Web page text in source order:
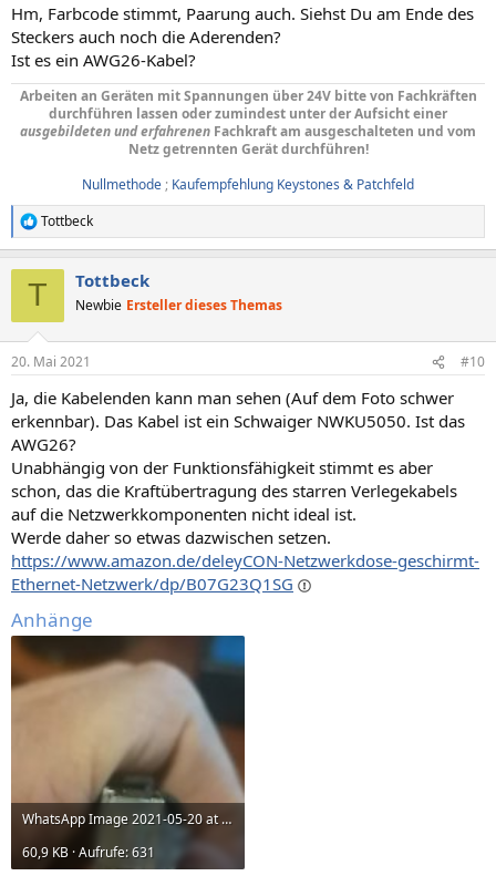
Hm, Farbcode stimmt, Paarung auch. Siehst Du am Ende des
Steckers auch noch die Aderenden?
Ist es ein AWG26-Kabel?
Arbeiten an Geräten mit Spannungen über 24V bitte von Fachkräften
durchführen lassen oder zumindest unter der Aufsicht einer
ausgebildeten und erfahrenen Fachkraft am ausgeschalteten und vom
Netz getrennten Gerät durchführen!
Nullmethode ; Kaufempfehlung Keystones & Patchfeld
R
e
e
:
Tottbeck
T Tottbeck
Newbie Ersteller dieses Themas
20. Mai 2021 #10
Ja, die Kabelenden kann man sehen (Auf dem Foto schwer
erkennbar). Das Kabel ist ein Schwaiger NWKU5050. Ist das
AWG26?
Unabhängig von der Funktionsfähigkeit stimmt es aber
schon, das die Kraftübertragung des starren Verlegekabels
auf die Netzwerkkomponenten nicht ideal ist.
Werde daher so etwas dazwischen setzen.
https://www.amazon.de/deleyCON-Netzwerkdose-geschirmt-
Ethernet-Netzwerk/dp/B07G23Q1SG
Anhänge
WhatsApp Image 2021-05-20 at 22.25.50.jpeg
60,9 KB · Aufrufe: 631